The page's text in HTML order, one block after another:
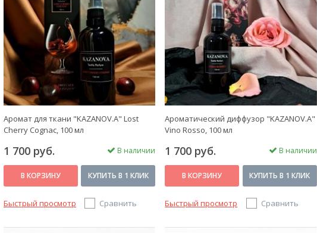
Аромат для ткани "KAZANOV.A" Lost
Сherry Сognac, 100 мл
1 700 руб. В наличии
В КОРЗИНУ КУПИТЬ В 1 КЛИК
Быстрый просмотр Сравнить
Ароматический диффузор "KAZANOV.A"
Vino Rosso, 100 мл
1 700 руб. В наличии
В КОРЗИНУ КУПИТЬ В 1 КЛИК
Быстрый просмотр Сравнить